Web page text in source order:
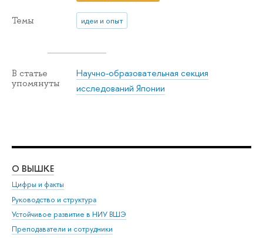
Темы идеи и опыт
В статье
упомянуты
Научно-образовательная секция
исследований Японии
О ВЫШКЕ
Цифры и факты
Руководство и структура
Устойчивое развитие в НИУ ВШЭ
Преподаватели и сотрудники